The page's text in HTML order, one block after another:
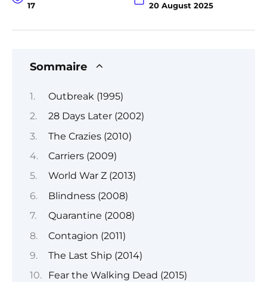
17 20 August 2025
Sommaire
Outbreak (1995)
28 Days Later (2002)
The Crazies (2010)
Carriers (2009)
World War Z (2013)
Blindness (2008)
Quarantine (2008)
Contagion (2011)
The Last Ship (2014)
Fear the Walking Dead (2015)